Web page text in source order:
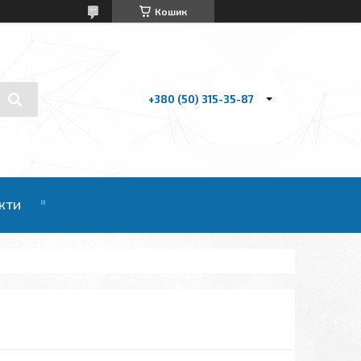
Кошик
+380 (50) 315-35-87